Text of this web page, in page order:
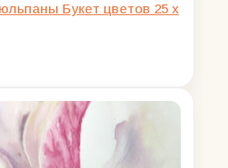
Букет цветов 25 х